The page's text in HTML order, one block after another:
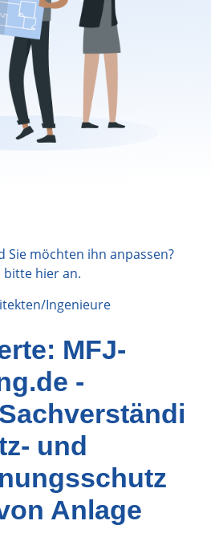
Sie möchten ihn anpassen?
bitte hieran.
Ingenieure
MFJ-
-
und
Anlage